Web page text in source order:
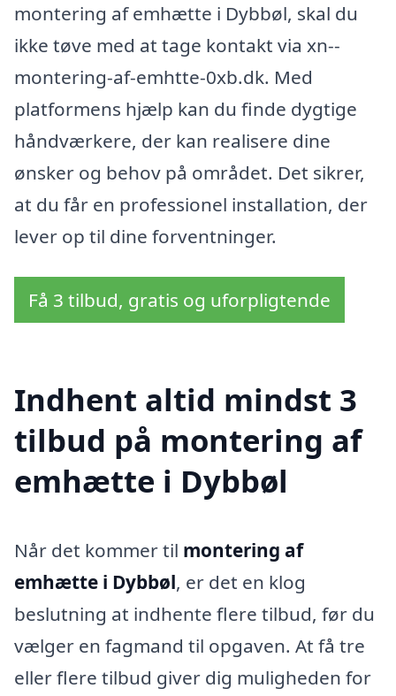
montering af emhætte i Dybbøl, skal du
ikke tøve med at tage kontakt via xn--
montering-af-emhtte-0xb.dk. Med
platformens hjælp kan du finde dygtige
håndværkere, der kan realisere dine
ønsker og behov på området. Det sikrer,
at du får en professionel installation, der
lever op til dine forventninger.
Få 3 tilbud, gratis og uforpligtende
Indhent altid mindst 3
tilbud på montering af
emhætte i Dybbøl
Når det kommer til montering af
emhætte i Dybbøl, er det en klog
beslutning at indhente flere tilbud, før du
vælger en fagmand til opgaven. At få tre
eller flere tilbud giver dig muligheden for